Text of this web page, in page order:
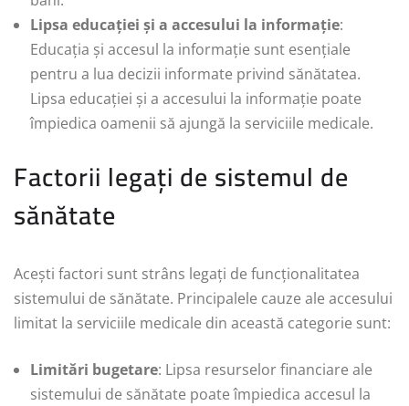
Lipsa educației și a accesului la informație:
Educația și accesul la informație sunt esențiale
pentru a lua decizii informate privind sănătatea.
Lipsa educației și a accesului la informație poate
împiedica oamenii să ajungă la serviciile medicale.
Factorii legați de sistemul de
sănătate
Acești factori sunt strâns legați de funcționalitatea
sistemului de sănătate. Principalele cauze ale accesului
limitat la serviciile medicale din această categorie sunt:
Limitări bugetare: Lipsa resurselor financiare ale
sistemului de sănătate poate împiedica accesul la